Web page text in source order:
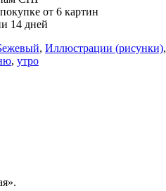
от 6 картин
14 дней
, Иллюстрации (рисунки),
, утро